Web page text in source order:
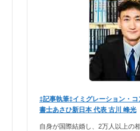
‡記事執筆‡イミグレーション・
書士あさひ新日本 代表 古川 峰光
自身が国際結婚し、2万人以上の